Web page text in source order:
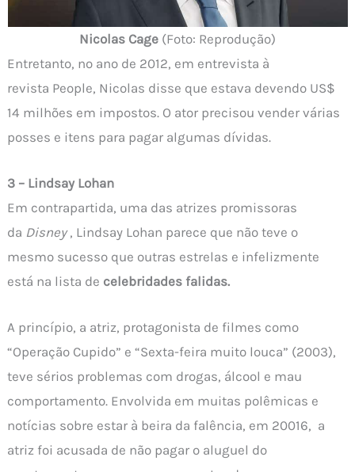
Nicolas Cage (Foto: Reprodução)
Entretanto, no ano de 2012, em entrevista à
revista People, Nicolas disse que estava devendo US$
14 milhões em impostos. O ator precisou vender várias
posses e itens para pagar algumas dívidas.
3 – Lindsay Lohan
Em contrapartida, uma das atrizes promissoras
da Disney, Lindsay Lohan parece que não teve o
mesmo sucesso que outras estrelas e infelizmente
está na lista de celebridades falidas.
A princípio, a atriz, protagonista de filmes como
“Operação Cupido” e “Sexta-feira muito louca” (2003),
teve sérios problemas com drogas, álcool e mau
comportamento. Envolvida em muitas polêmicas e
notícias sobre estar à beira da falência, em 20016, a
atriz foi acusada de não pagar o aluguel do